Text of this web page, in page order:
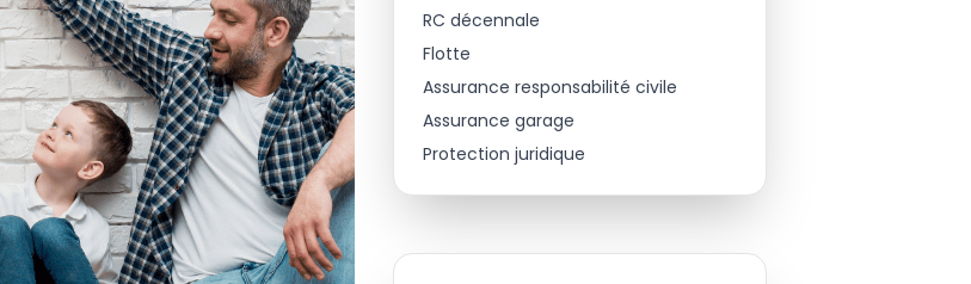
RC décennale
Flotte
Assurance responsabilité civile
Assurance garage
Protection juridique